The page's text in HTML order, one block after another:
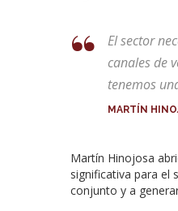
El sector
canales de
tenemos
MARTÍN
Martín Hinojosa
significativa para el
conjunto y a